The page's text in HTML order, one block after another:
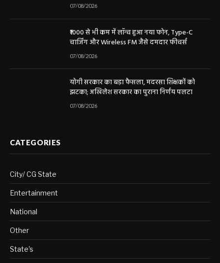
07/08/2026
₹1000 से भी कम में लॉन्च हुआ नया फोन, Type-C
चार्जिंग और Wireless FM जैसे दमदार फीचर्स
07/08/2026
योगी सरकार का बड़ा फैसला, मदरसा शिक्षकों को
झटका; अखिलेश सरकार का पुराना निर्णय पलटा
07/08/2026
CATEGORIES
City/ CG State
Entertainment
National
Other
State's